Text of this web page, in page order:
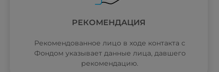
РЕКОМЕНДАЦИЯ
Рекомендованное лицо в ходе контакта с
Фондом указывает данные лица, давшего
рекомендацию.